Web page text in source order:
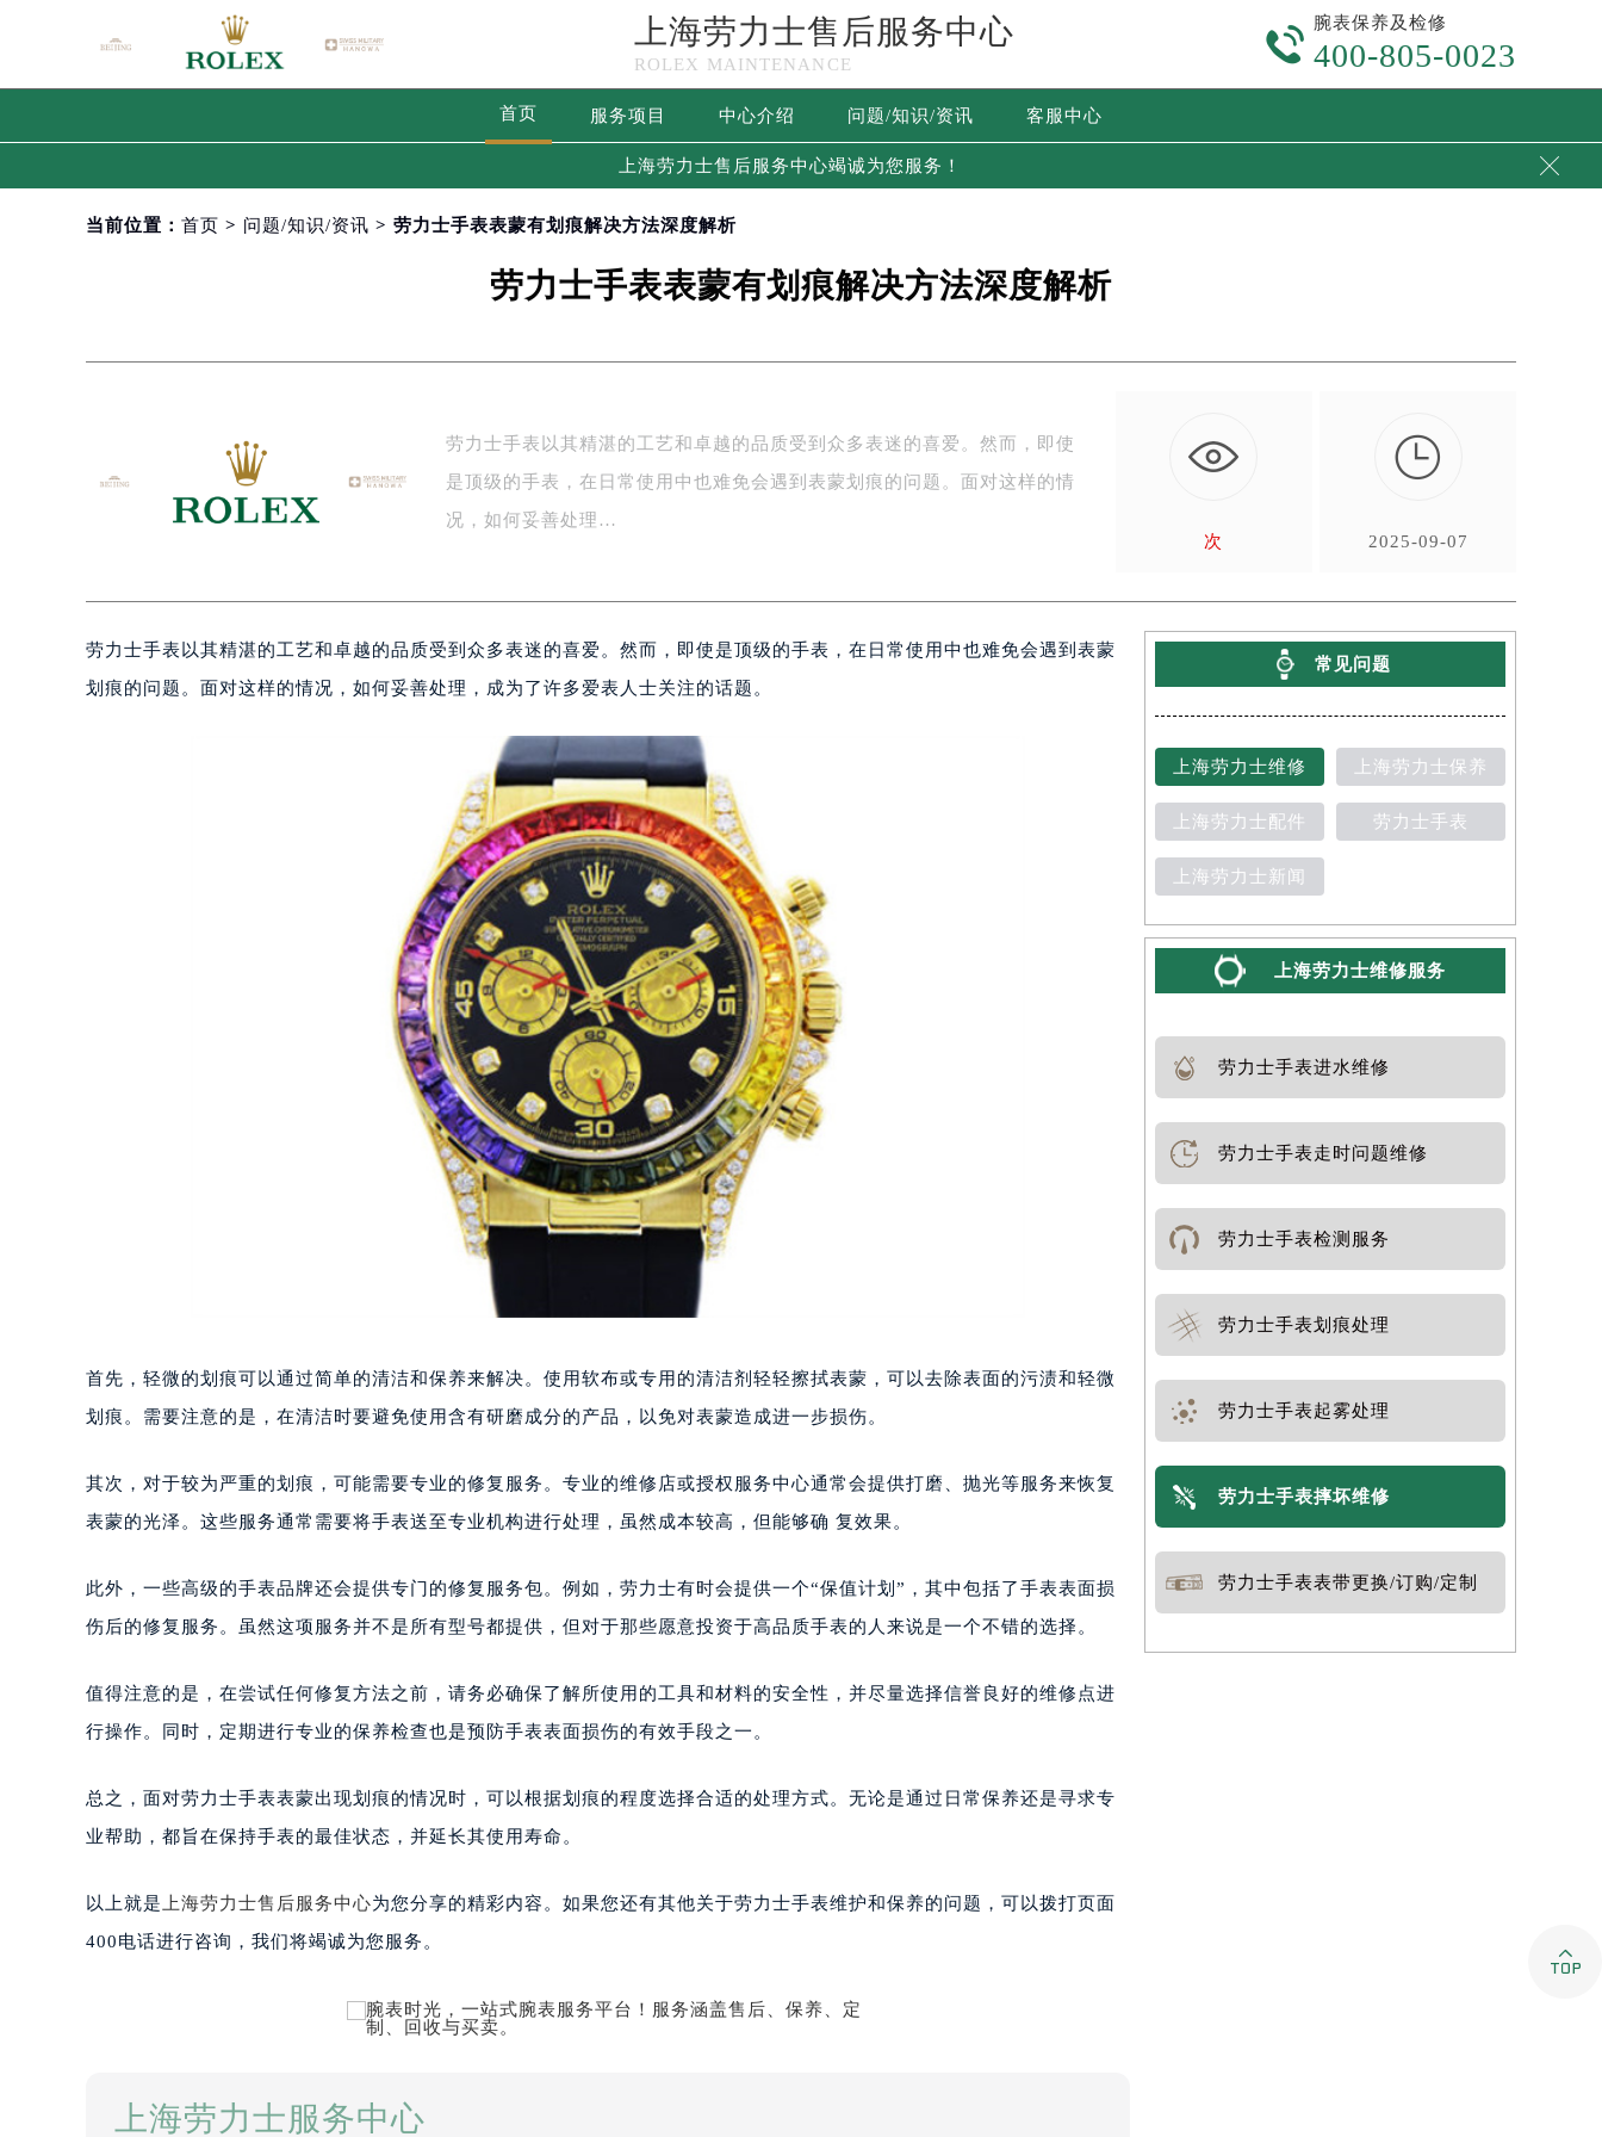
上海劳力士售后服务中心
ROLEX MAINTENANCE

腕表保养及检修
400-805-0023
首页 服务项目 中心介绍 问题/知识/资讯 客服中心
上海劳力士售后服务中心竭诚为您服务！ 
当前位置： 首页 > 问题/知识/资讯 > 劳力士手表表蒙有划痕解决方法深度解析
劳力士手表表蒙有划痕解决方法深度解析
劳力士手表以其精湛的工艺和卓越的品质受到众多表迷的喜爱。然而，即使
是顶级的手表，在日常使用中也难免会遇到表蒙划痕的问题。面对这样的情
况，如何妥善处理…
次

2025-09-07
劳力士手表以其精湛的工艺和卓越的品质受到众多表迷的喜爱。然而，即使是顶级的手表，在日常使用中也难免会遇到表蒙
划痕的问题。面对这样的情况，如何妥善处理，成为了许多爱表人士关注的话题。
首先，轻微的划痕可以通过简单的清洁和保养来解决。使用软布或专用的清洁剂轻轻擦拭表蒙，可以去除表面的污渍和轻微
划痕。需要注意的是，在清洁时要避免使用含有研磨成分的产品，以免对表蒙造成进一步损伤。
其次，对于较为严重的划痕，可能需要专业的修复服务。专业的维修店或授权服务中心通常会提供打磨、抛光等服务来恢复
表蒙的光泽。这些服务通常需要将手表送至专业机构进行处理，虽然成本较高，但能够确 复效果。
此外，一些高级的手表品牌还会提供专门的修复服务包。例如，劳力士有时会提供一个“保值计划”，其中包括了手表表面损
伤后的修复服务。虽然这项服务并不是所有型号都提供，但对于那些愿意投资于高品质手表的人来说是一个不错的选择。
值得注意的是，在尝试任何修复方法之前，请务必确保了解所使用的工具和材料的安全性，并尽量选择信誉良好的维修点进
行操作。同时，定期进行专业的保养检查也是预防手表表面损伤的有效手段之一。
总之，面对劳力士手表表蒙出现划痕的情况时，可以根据划痕的程度选择合适的处理方式。无论是通过日常保养还是寻求专
业帮助，都旨在保持手表的最佳状态，并延长其使用寿命。
以上就是上海劳力士售后服务中心为您分享的精彩内容。如果您还有其他关于劳力士手表维护和保养的问题，可以拨打页面
400电话进行咨询，我们将竭诚为您服务。
上海劳力士服务中心
常见问题
上海劳力士维修 上海劳力士保养
上海劳力士配件 劳力士手表
上海劳力士新闻
上海劳力士维修服务
劳力士手表进水维修
劳力士手表走时问题维修
劳力士手表检测服务
劳力士手表划痕处理
劳力士手表起雾处理
劳力士手表摔坏维修
劳力士手表表带更换/订购/定制
